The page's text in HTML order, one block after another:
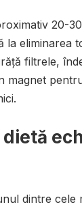
20-
eliminarea
filtrele,
magnet
dintre cele